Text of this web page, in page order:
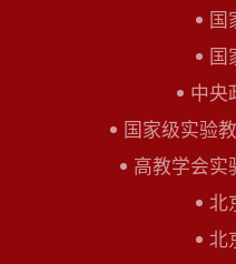
国
国
中央
国家级实验
高教学会实
北
北